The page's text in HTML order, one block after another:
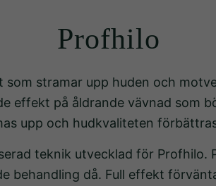
Profhilo
stramar upp huden och
effekt på åldrande vävnad som
upp och hudkvaliteten
teknik utvecklad för Profhilo.
behandling då. Full effekt